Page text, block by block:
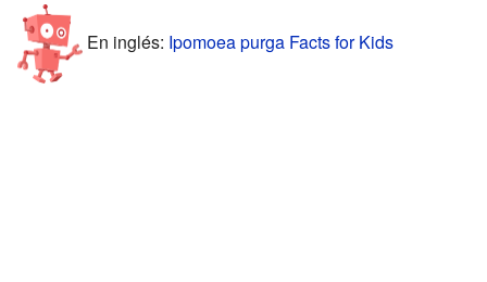
En inglés: Ipomoea purga Facts for Kids